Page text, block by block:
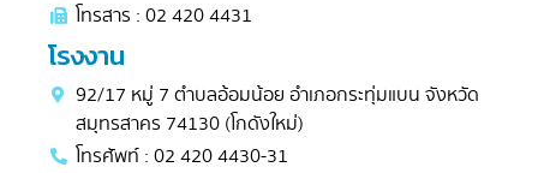
โทรสาร : 02 420 4431
โรงงาน
92/17 หมู่ 7 ตำบลอ้อมน้อย อำเภอกระทุ่มแบน จังหวัด
สมุทรสาคร 74130 (โกดังใหม่)
โทรศัพท์ : 02 420 4430-31